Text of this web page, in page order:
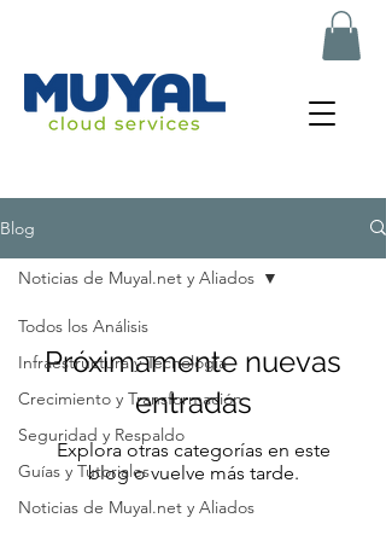
Blog
Todos los Análisis
Infraestructura y Tecnología
Crecimiento y Transformación
Seguridad y Respaldo
Guías y Tutoriales
Noticias de Muyal.net y Aliados
Noticias de Muyal.net y Aliados
Próximamente nuevas
entradas
Explora otras categorías en este
blog o vuelve más tarde.